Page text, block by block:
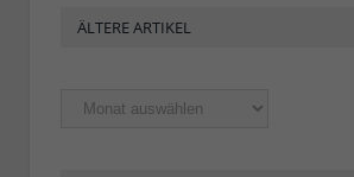
ÄLTERE ARTIKEL
Ältere
Artikel